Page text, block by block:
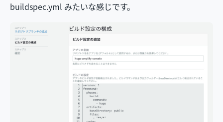
buildspec.yml みたいな感じです。